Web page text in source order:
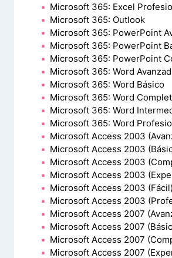
Microsoft 365: Excel
Microsoft 365: Outlook
Microsoft 365: PowerPoint
Microsoft 365: PowerPoint
Microsoft 365: PowerPoint
Microsoft 365: Word
Microsoft 365: Word Básico
Microsoft 365: Word
Microsoft 365: Word
Microsoft 365: Word
Microsoft Access 2003
Microsoft Access 2003
Microsoft Access 2003
Microsoft Access 2003
Microsoft Access 2003 (Fácil)
Microsoft Access 2003
Microsoft Access 2007
Microsoft Access 2007
Microsoft Access 2007
Microsoft Access 2007